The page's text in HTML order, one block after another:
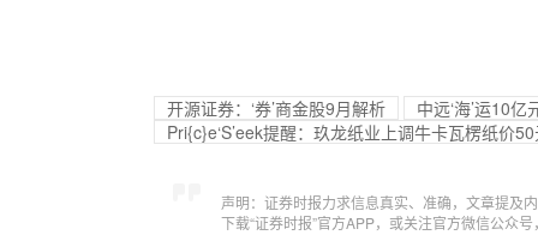
开源证券：‘券’商金股9月解析
中远‘海’运10
Pri{c}e‘S’eek提醒：玖龙纸业上调牛卡瓦楞纸价
声明：证券时报力求信息真实、准确，文章提及
下载“证券时报”官方APP，或关注官方微信公众